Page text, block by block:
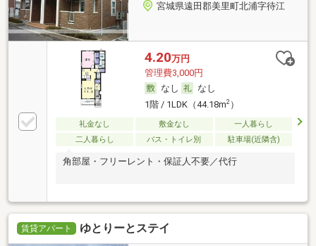
宮城県遠田郡美里町北浦字待江
4.20万円
管理費3,000円
なし
なし
1階 / 1LDK（44.18m2）
礼金なし 敷金なし
一人暮らし
二人暮らし
バス・トイレ別 駐車場(近隣含)
角部屋・フリーレント・保証人不要／代行
賃貸アパート ゆとりーとステイ